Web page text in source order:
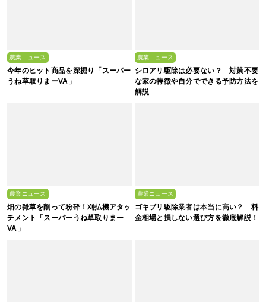
農業ニュース
今年のヒット商品を深掘り「スーパー
うね草取りまーVA」
農業ニュース
シロアリ駆除は必要ない？ 対策不要
な家の特徴や自分でできる予防方法を
解説
農業ニュース
畑の雑草を削って粉砕！刈払機アタッ
チメント「スーパーうね草取りまー
VA」
農業ニュース
ゴキブリ駆除業者は本当に高い？ 料
金相場と損しない選び方を徹底解説！